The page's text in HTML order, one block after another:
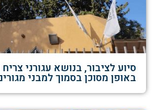
סיוע לציבור, בנושא עגורני
באופן מסוכן בסמוך למבני